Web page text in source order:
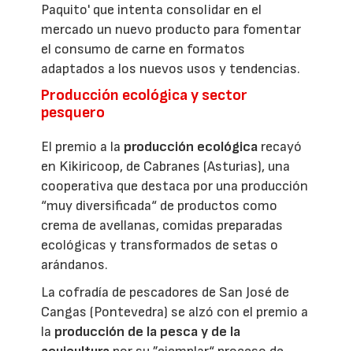
Paquito' que intenta consolidar en el
mercado un nuevo producto para fomentar
el consumo de carne en formatos
adaptados a los nuevos usos y tendencias.
Producción ecológica y sector
pesquero
El premio a la producción ecológica recayó
en Kikiricoop, de Cabranes (Asturias), una
cooperativa que destaca por una producción
“muy diversificada“ de productos como
crema de avellanas, comidas preparadas
ecológicas y transformados de setas o
arándanos.
La cofradía de pescadores de San José de
Cangas (Pontevedra) se alzó con el premio a
la producción de la pesca y de la